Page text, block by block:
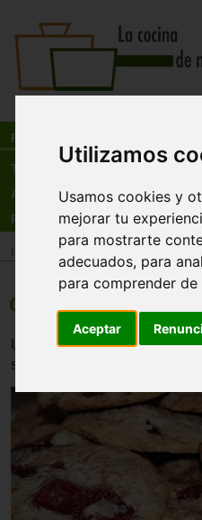
Utilizamos
Usamos cookies y
mejorar tu
para mostrarte
adecuados, para
para comprender
Aceptar
Recetas
Tienda
Actualidad
Registro
Recetas
Galletas de queso
Unas galletas ¿dulces o
sabores.